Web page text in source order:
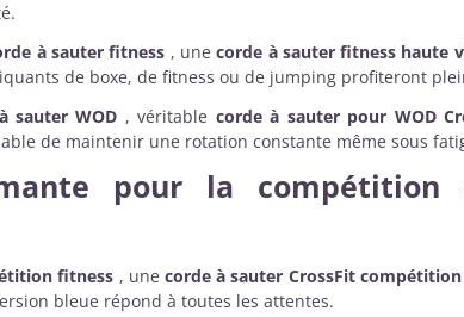
à sauter fitness , unecorde à sauter fitness haute
de boxe, de fitness ou de jumping profiteront
sauter WOD , véritable corde à sauter pour WOD
de maintenir une rotation constante même sous
pour la compétition
fitness , une corde à sauter CrossFit compétition
bleue répond à toutes les attentes.